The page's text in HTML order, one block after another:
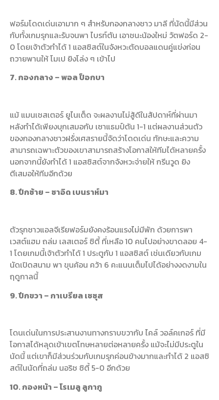
ฟอร์มโดดเด่นเอามาก ๆ สำหรับกองกลางชาว มาลี ที่นัดนี้มีส่วน
กับทั้งเกมรุกและรับจนพา ไบรท์ตัน เอาชนะน้องใหม่ วัตฟอร์ด 2-
0 โดยเจ้าตัวทำได้ 1 แอสซิสต์ในจังหวะตัดบอลแดนคู่แข่งก่อน
ถวายพานให้ โมเป ยิงโล่ง ๆ เข้าไป
7. กองกลาง – พอล ป็อกบา
แม้ แมนเชสเตอร์ ยูไนเต็ด จะผลงานไม่สู้ดีในสัปดาห์ที่ผ่านมา
หลังทำได้เพียงบุกเสมอกับ เซาแธมป์ตัน 1-1 แต่ผลงานส่วนตัว
ของกองกลางชาวฝรั่งเศสรายนี้จัดว่าโดดเด่น ทักษะและความ
สามารถเฉพาะตัวของเขาสามารถสร้างโอกาสให้ทีมได้หลายครั้ง
นอกจากนี้ยังทำได้ 1 แอสซิสต์จากจังหวะจ่ายให้ กรีนวูด ยิง
ตีเสมอให้ทีมอีกด้วย
8. ปีกซ้าย – ซาอิด เบนราห์มา
ตัวรุกชาวแอลจีเรียฟอร์มยังคงร้อนแรงไม่มีพัก ด้วยการพา
เวสต์แฮม ถล่ม เลสเตอร์ ซิตี้ ที่เหลือ 10 คนไปอย่างขาดลอย 4-
1 โดยเกมนี้เจ้าตัวทำได้ 1 ประตูกับ 1 แอสซิสต์ เช่นเดียวกับเกม
นัดเปิดสนาม พา ขุนค้อน คว้า 6 คะแนนเต็มไปได้อย่างงดงามใน
ฤดูกาลนี้
9. ปีกขวา – กาเบรียล เชซุส
โดนเด่นในการประสานงานทางกราบขวากับ ไคล์ วอล์คเกอร์ ที่มี
โอกาสได้หลุดเข้าเขตโทษหลายต่อหลายครั้ง แม้จะไม่มีประตูใน
นัดนี้ แต่เขาก็มีส่วนร่วมกับเกมรุกค่อนข้างมากและทำได้ 2 แอสซิ
สต์ในนัดที่ถล่ม นอริช ซิตี้ 5-0 อีกด้วย
10. กองหน้า – โรเมลู ลูกากู